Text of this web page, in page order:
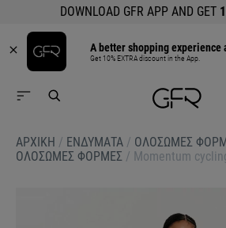
DOWNLOAD GFR APP AND GET
A better shopping experience
Get 10% EXTRA discount in the App.
ΑΡΧΙΚΉ / ΕΝΔΥΜΑΤΑ / ΟΛΟΣΩΜΕΣ
ΟΛΟΣΩΜΕΣ ΦΟΡΜΕΣ / Momentum